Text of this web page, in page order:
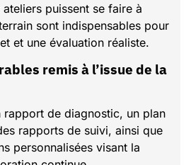
puissent se faire à
sont indispensables pour
et une évaluation réaliste.
rapport de diagnostic, un plan
rapports de suivi, ainsi que
personnalisées visant la